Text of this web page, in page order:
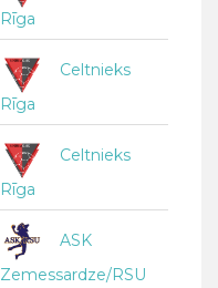
Rīga
Celtnieks
Rīga
Celtnieks
Rīga
ASK
Zemessardze/RSU